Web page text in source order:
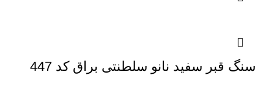
سنگ قبر سفید نانو سلطنتی براق کد 447